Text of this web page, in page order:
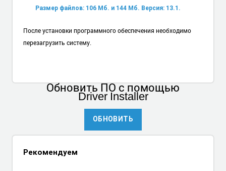
Размер файлов: 106 Мб. и 144 Мб. Версия: 13.1.
После установки программного обеспечения необходимо
перезагрузить систему.
Обновить ПОс помощью
Driver Installer
ОБНОВИТЬ
Рекомендуем